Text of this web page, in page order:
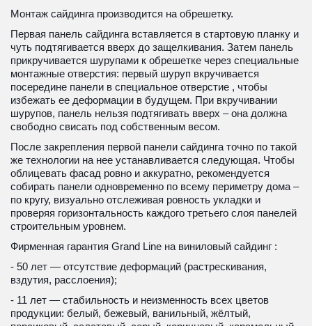
Монтаж сайдинга производится на обрешетку.
Первая панель сайдинга вставляется в стартовую планку и
чуть подтягивается вверх до защелкивания. Затем панель
прикручивается шурупами к обрешетке через специальные
монтажные отверстия: первый шуруп вкручивается
посередине панели в специальное отверстие , чтобы
избежать ее деформации в будущем. При вкручивании
шурупов, панель нельзя подтягивать вверх – она должна
свободно свисать под собственным весом.
После закрепления первой панели сайдинга точно по такой
же технологии на нее устанавливается следующая. Чтобы
облицевать фасад ровно и аккуратно, рекомендуется
собирать панели одновременно по всему периметру дома –
по кругу, визуально отслеживая ровность укладки и
проверяя горизонтальность каждого третьего слоя панелей
строительным уровнем.
Фирменная гарантия Grand Line на виниловый сайдинг :
- 50 лет — отсутствие деформаций (растрескивания,
вздутия, расслоения);
- 11 лет — стабильность и неизменность всех цветов
продукции: белый, бежевый, ванильный, жёлтый,